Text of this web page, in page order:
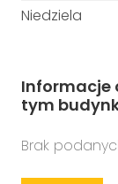
Niedziela
Informacje
tym
Brak